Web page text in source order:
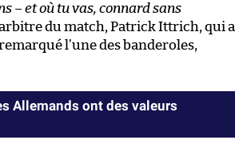
– et où tu vas, connard sans
du match, Patrick Ittrich, qui a
l’une des banderoles,
Allemands ont des valeurs